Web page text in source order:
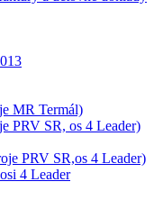
MR Termál)
PRV SR, os 4 Leader)
PRV SR,os 4 Leader)
4 Leader